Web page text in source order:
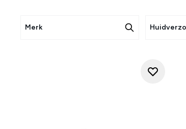
een cleanser
· Overnight
· Lip balms:
·
Merk